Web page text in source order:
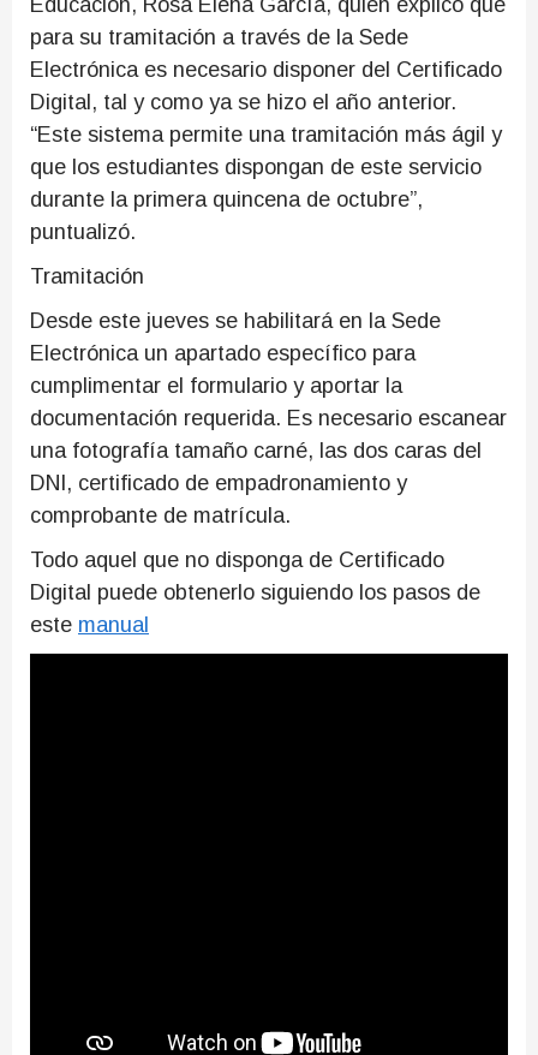
Educación, Rosa Elena García, quien explicó que
para su tramitación a través de la Sede
Electrónica es necesario disponer del Certificado
Digital, tal y como ya se hizo el año anterior.
“Este sistema permite una tramitación más ágil y
que los estudiantes dispongan de este servicio
durante la primera quincena de octubre”,
puntualizó.
Tramitación
Desde este jueves se habilitará en la Sede
Electrónica un apartado específico para
cumplimentar el formulario y aportar la
documentación requerida. Es necesario escanear
una fotografía tamaño carné, las dos caras del
DNI, certificado de empadronamiento y
comprobante de matrícula.
Todo aquel que no disponga de Certificado
Digital puede obtenerlo siguiendo los pasos de
este manual